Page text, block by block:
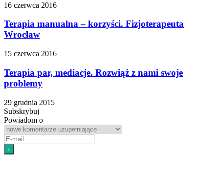
16 czerwca 2016
Terapia manualna – korzyści. Fizjoterapeuta
Wrocław
15 czerwca 2016
Terapia par, mediacje. Rozwiąż z nami swoje
problemy
29 grudnia 2015
Subskrybuj
Powiadom o